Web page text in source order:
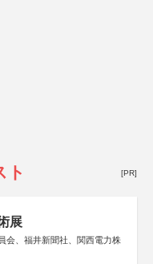
ト [PR]
展
会、福井新聞社、関西電力株